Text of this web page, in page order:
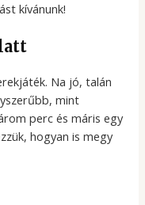
kívánunk!
Na jó, talán
mint
perc és máris egy
hogyan is megy